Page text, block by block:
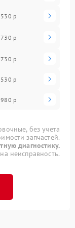
530 р
730 р
730 р
р
р
без учета
запчастей.
диагностику.
неисправность.